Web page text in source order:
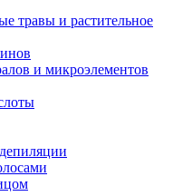
травы и растительное
и микроэлементов